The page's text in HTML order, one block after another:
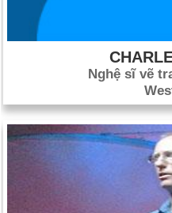
Nghệ sĩ vẽ